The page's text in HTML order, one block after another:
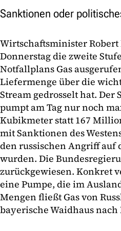
Sanktionen oder
Wirtschaftsminister Robert
Donnerstag die zweite
Notfallplans Gas
Liefermenge über die
Stream gedrosselt hat. Der
pumpt am Tag nur noch
Kubikmeter statt 167
mit Sanktionen des
den russischen Angriff auf
wurden. Die
zurückgewiesen. Konkret
eine Pumpe, die im
Mengen fließt Gas von
bayerische Waidhaus